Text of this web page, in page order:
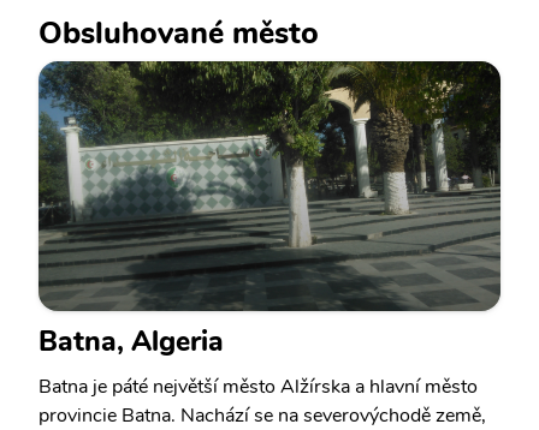
Obsluhované město
Batna, Algeria
Batna je páté největší město Alžírska a hlavní město
provincie Batna. Nachází se na severovýchodě země,